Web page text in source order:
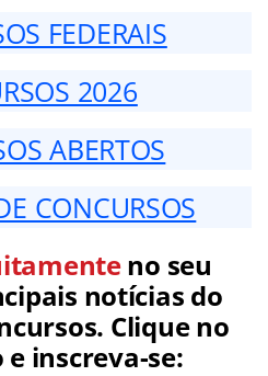
FEDERAIS
2026
ABERTOS
CONCURSOS
no seu
notícias do
Clique no
inscreva-se: